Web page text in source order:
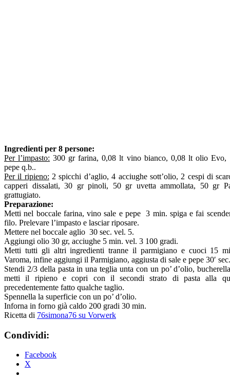
Ingredienti per 8 persone:
Per l’impasto: 300 gr farina, 0,08 lt vino bianco, 0,08 lt olio Evo,
pepe q.b..
Per il ripieno: 2 spicchi d’aglio, 4 acciughe sott’olio, 2 cespi di
capperi dissalati, 30 gr pinoli, 50 gr uvetta ammollata, 50 gr
grattugiato.
Preparazione:
Metti nel boccale farina, vino sale e pepe 3 min. spiga e fai
filo. Prelevare l’impasto e lasciar riposare.
Mettere nel boccale aglio 30 sec. vel. 5.
Aggiungi olio 30 gr, acciughe 5 min. vel. 3 100 gradi.
Metti tutti gli altri ingredienti tranne il parmigiano e cuoci 15
Varoma, infine aggiungi il Parmigiano, aggiusta di sale e pepe 30′
Stendi 2/3 della pasta in una teglia unta con un po’ d’olio,
metti il ripieno e copri con il secondi strato di pasta alla
precedentemente fatto qualche taglio.
Spennella la superficie con un po’ d’olio.
Inforna in forno già caldo 200 gradi 30 min.
Ricetta di 76simona76 su Vorwerk
Condividi:
Facebook
X